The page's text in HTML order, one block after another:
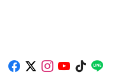
Like on Facebook
Follow on x
Follow on
Follow on
Follow